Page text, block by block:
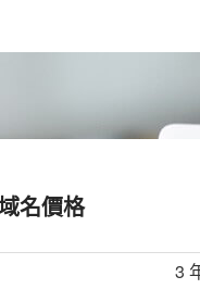
名價格
3